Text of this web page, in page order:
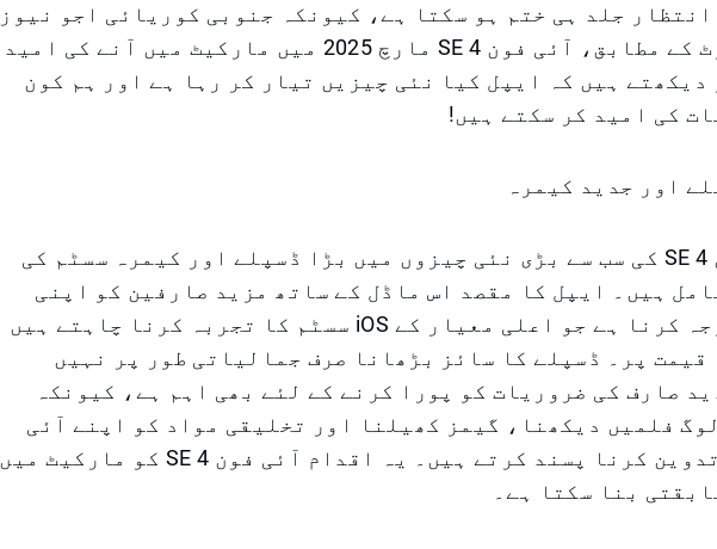
انتظار جلد ہی ختم ہو سکتا ہے، کیونکہ جنوبی کوریائی اجو نیوز
کی رپورٹ کے مطابق، آئی فون SE 4 مارچ 2025 میں مارکیٹ میں آنے کی امید
دیکھتے ہیں کہ ایپل کیا نئی چیزیں تیار کر رہا ہے اور ہم کون
کی امید کر سکتے ہیں!
اور جدید کیمرہ
آئی فون SE 4 کی سب سے بڑی نئی چیزوں میں بڑا ڈسپلے اور کیمرہ سسٹم کی
ہیں۔ ایپل کا مقصد اس ماڈل کے ساتھ مزید صارفین کو اپنی
طرف متوجہ کرنا ہے جو اعلی معیار کے iOS سسٹم کا تجربہ کرنا چاہتے ہیں
قیمت پر۔ ڈسپلے کا سائز بڑھانا صرف جمالیاتی طور پر نہیں
صارف کی ضروریات کو پورا کرنے کے لئے بھی اہم ہے، کیونکہ
فلمیں دیکھنا، گیمز کھیلنا اور تخلیقی مواد کو اپنے آئی
فون پر تدوین کرنا پسند کرتے ہیں۔ یہ اقدام آئی فون SE 4 کو مارکیٹ میں
بنا سکتا ہے۔